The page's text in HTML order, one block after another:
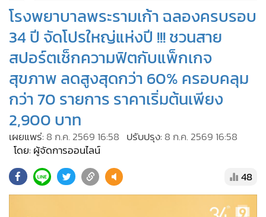
•
• คอลัมนิสต์
• ละคร
• CbizReview
• Cyber BIZ
• ผู้จัดกวน
• Good health & Well-being
• Green Innovation & SD
Management & HR
• MGR Live
โรงพยาบาลพระรามเก้า ฉลองครบรอบ
34 ปี จัดโปรใหญ่แห่งปี !!! ชวนสาย
สปอร์ตเช็กความฟิตกับแพ็กเกจ
สุขภาพ ลดสูงสุดกว่า 60% ครอบคลุม
กว่า 70 รายการ ราคาเริ่มต้นเพียง
2,900 บาท
เผยแพร่: 8 ก.ค. 2569 16:58 ปรับปรุง: 8 ก.ค. 2569 16:58
โดย: ผู้จัดการออนไลน์
48